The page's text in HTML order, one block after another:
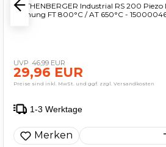
ROTHENBERGER Industrial RS 200
Drehung FT 800°C / AT 650°C -
46,99 EUR
29,96 EUR
Preise sind inkl. MwSt. und ggf. zzgl. Versandkosten
1-3 Werktage
Merken